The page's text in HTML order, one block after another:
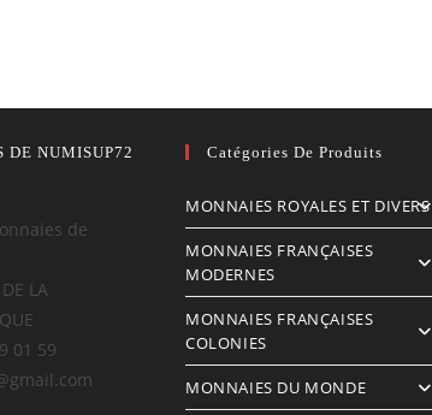
DE NUMISUP72
de
LA
01 59
Catégories De Produits
MONNAIES ROYALES ET DIVERS
MONNAIES FRANÇAISES
MODERNES
MONNAIES FRANÇAISES
COLONIES
MONNAIES DU MONDE